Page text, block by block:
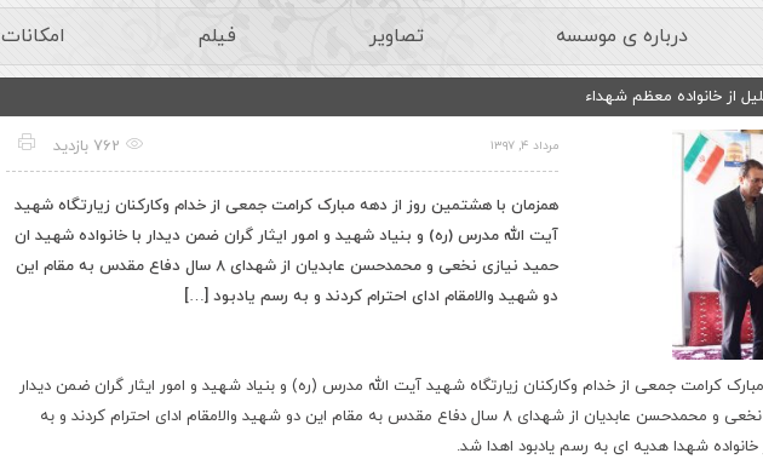
درباره ی موسسه تصاویر فیلم امکانات
از خانواده معظم شهداء
مرداد ۴, ۱۳۹۷ 762 بازدید
همزمان با هشتمین روز از دهه مبارک کرامت جمعی از خدام وکارکنان زیارتگاه شهید
آیت الله مدرس (ره) و بنیاد شهید و امور ایثار گران ضمن دیدار با خانواده شهید ان
حمید نیازی نخعی و محمدحسن عابدیان از شهدای ۸ سال دفاع مقدس به مقام این
دو شهید والامقام ادای احترام کردند و به رسم یادبود […]
کرامت جمعی از خدام وکارکنان زیارتگاه شهید آیت الله مدرس (ره) و بنیاد شهید و امور ایثار گران ضمن دیدار
با خانواده شهید ان حمید نیازی نخعی و محمدحسن عابدیان از شهدای ۸ سال دفاع مقدس به مقام این دو شهید والامقام ادای احترام کردند و به
خانواده شهدا هدیه ای به رسم یادبود اهدا شد.